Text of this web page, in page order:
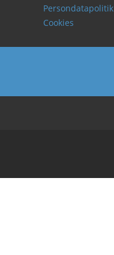
Persondatapolitik
Cookies